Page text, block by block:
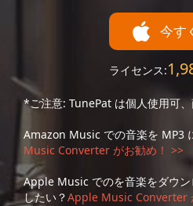
今す
ライセンス:
*ご注意: TunePat は個人使用可、
Amazon Music での音楽を MP3
Music Converter がお勧め！ >>
Apple Music でのを音楽をダウ
したい？Apple Music Converter